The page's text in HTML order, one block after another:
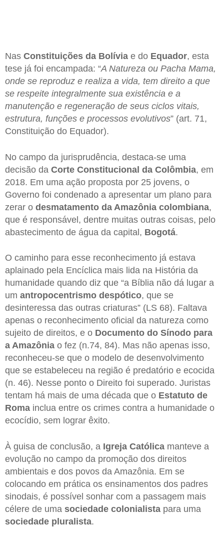
Nas Constituições da Bolívia e do Equador, esta
tese já foi encampada: “A Natureza ou Pacha Mama,
onde se reproduz e realiza a vida, tem direito a que
se respeite integralmente sua existência e a
manutenção e regeneração de seus ciclos vitais,
estrutura, funções e processos evolutivos” (art. 71,
Constituição do Equador).
No campo da jurisprudência, destaca-se uma
decisão da Corte Constitucional da Colômbia, em
2018. Em uma ação proposta por 25 jovens, o
Governo foi condenado a apresentar um plano para
zerar o desmatamento da Amazônia colombiana,
que é responsável, dentre muitas outras coisas, pelo
abastecimento de água da capital, Bogotá.
O caminho para esse reconhecimento já estava
aplainado pela Encíclica mais lida na História da
humanidade quando diz que “a Bíblia não dá lugar a
um antropocentrismo despótico, que se
desinteressa das outras criaturas” (LS 68). Faltava
apenas o reconhecimento oficial da natureza como
sujeito de direitos, e o Documento do Sínodo para
a Amazônia o fez (n.74, 84). Mas não apenas isso,
reconheceu-se que o modelo de desenvolvimento
que se estabeleceu na região é predatório e ecocida
(n. 46). Nesse ponto o Direito foi superado. Juristas
tentam há mais de uma década que o Estatuto de
Roma inclua entre os crimes contra a humanidade o
ecocídio, sem lograr êxito.
À guisa de conclusão, a Igreja Católica manteve a
evolução no campo da promoção dos direitos
ambientais e dos povos da Amazônia. Em se
colocando em prática os ensinamentos dos padres
sinodais, é possível sonhar com a passagem mais
célere de uma sociedade colonialista para uma
sociedade pluralista.